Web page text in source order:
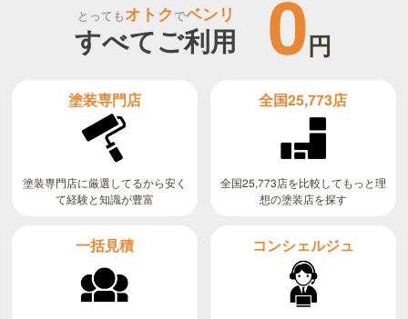
とってもオトクでベンリ
すべてご利用 0円
塗装専門店
塗装専門店に厳選してるから安く
て経験と知識が豊富
全国25,773店
全国25,773店を比較してもっと理
想の塗装店を探す
一括見積 コンシェルジュ